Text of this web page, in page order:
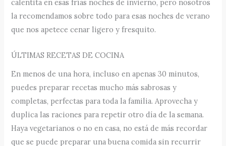
calentita en esas frías noches de invierno, pero nosotros
la recomendamos sobre todo para esas noches de verano
que nos apetece cenar ligero y fresquito.
ÚLTIMAS RECETAS DE COCINA
En menos de una hora, incluso en apenas 30 minutos,
puedes preparar recetas mucho más sabrosas y
completas, perfectas para toda la familia. Aprovecha y
duplica las raciones para repetir otro día de la semana.
Haya vegetarianos o no en casa, no está de más recordar
que se puede preparar una buena comida sin recurrir